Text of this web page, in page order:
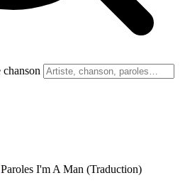
Paroles I'm A Man (Traduction)